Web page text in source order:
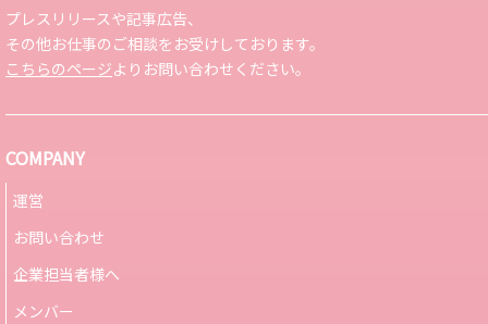
プレスリリースや記事広告、
その他お仕事のご相談をお受けしております。
こちらのページよりお問い合わせください。
COMPANY
運営
お問い合わせ
企業担当者様へ
メンバー